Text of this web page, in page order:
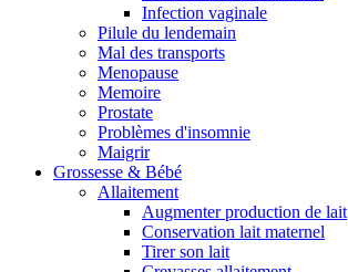
Infection vaginale
Pilule du lendemain
Mal des transports
Menopause
Memoire
Prostate
Problèmes d'insomnie
Maigrir
Grossesse & Bébé
Allaitement
Augmenter production de lait
Conservation lait maternel
Tirer son lait